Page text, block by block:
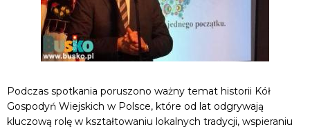
Podczas spotkania poruszono ważny temat historii Kół
Gospodyń Wiejskich w Polsce, które od lat odgrywają
kluczową rolę w kształtowaniu lokalnych tradycji, wspieraniu